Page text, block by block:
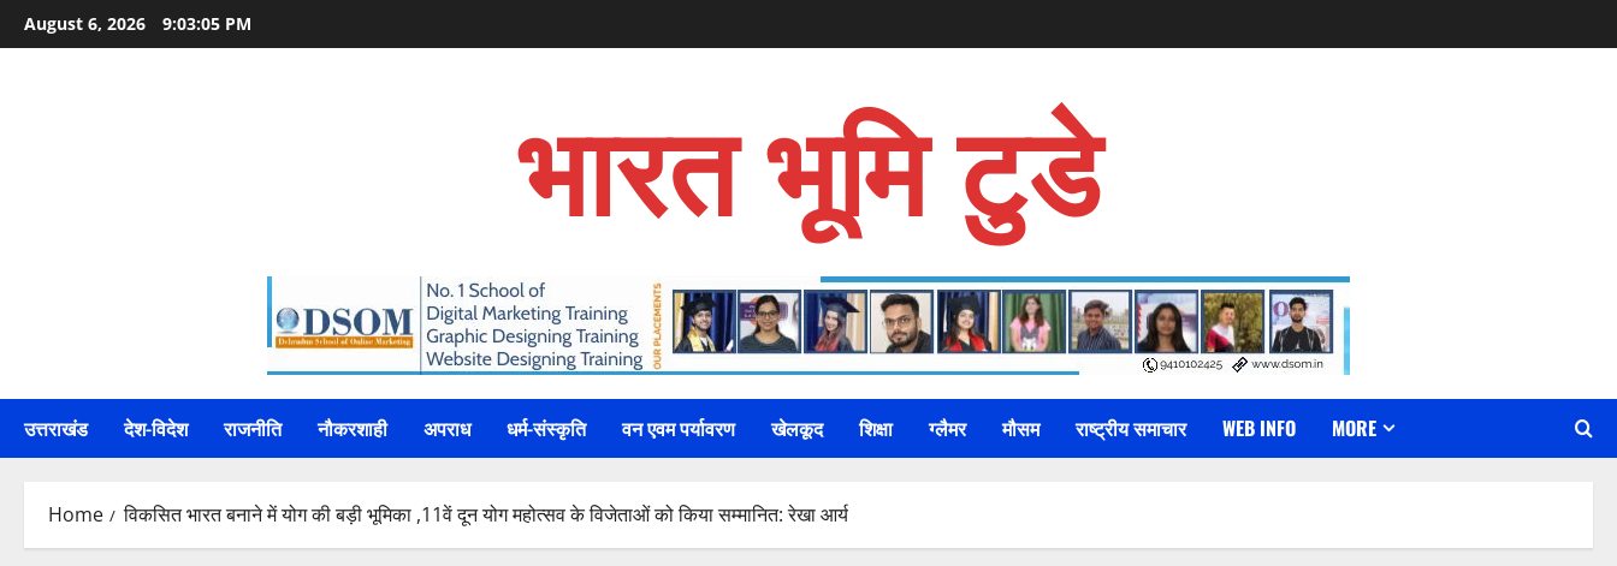
Skip
to
August 6, 2026 9:03:07 PM
भारत भूमि टुडे
उत्तराखंड देश-विदेश राजनीति नौकरशाही अपराध धर्म-संस्कृति वन एवम पर्यावरण खेलकूद शिक्षा ग्लैमर मौसम राष्ट्रीय समाचार WEB INFO MORE
Home विकसित भारत बनाने में योग की बड़ी भूमिका ,11वें दून योग महोत्सव के विजेताओं को किया सम्मानित: रेखा आर्य